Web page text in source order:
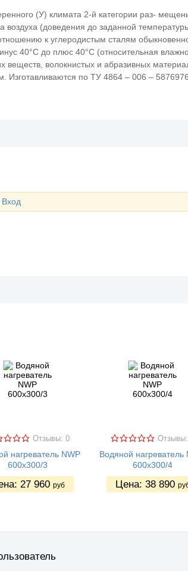
(У) климата 2-й категории раз-
(доведения до заданной
к углеродистым сталям
40°С до плюс 40°С (относительная
волокнистых и абразивных
Изготавливаются по ТУ 4864 – 006 –
Вход
Отзывы: 0
нагреватель NWP
600х300/3
27 960 руб
Водяной нагреватель
600х300/4
Цена: 38 890